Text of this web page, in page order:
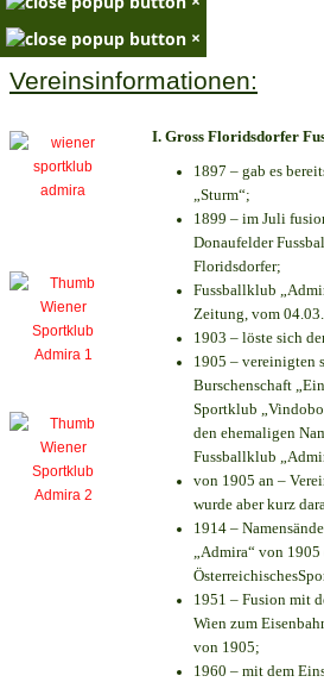
×
Vereinsinformationen:
I. Gross Floridsdorfer
1897 – gab es
„Sturm“;
1899 – im Juli
Donaufelder
Floridsdorfer;
Fussballklub
Zeitung, vom
1903 – löste sich
1905 – vereinigten
Burschenschaft
Sportklub
den ehemaligen
Fussballklub
von 1905 an –
wurde aber kurz
1914 –
„Admira“ von
1951 – Fusion mit
Wien zum
von 1905;
1960 – mit dem